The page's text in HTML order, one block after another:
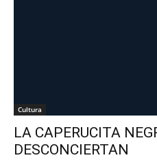
Cultura
LA CAPERUCITA
DESCONCIERTAN